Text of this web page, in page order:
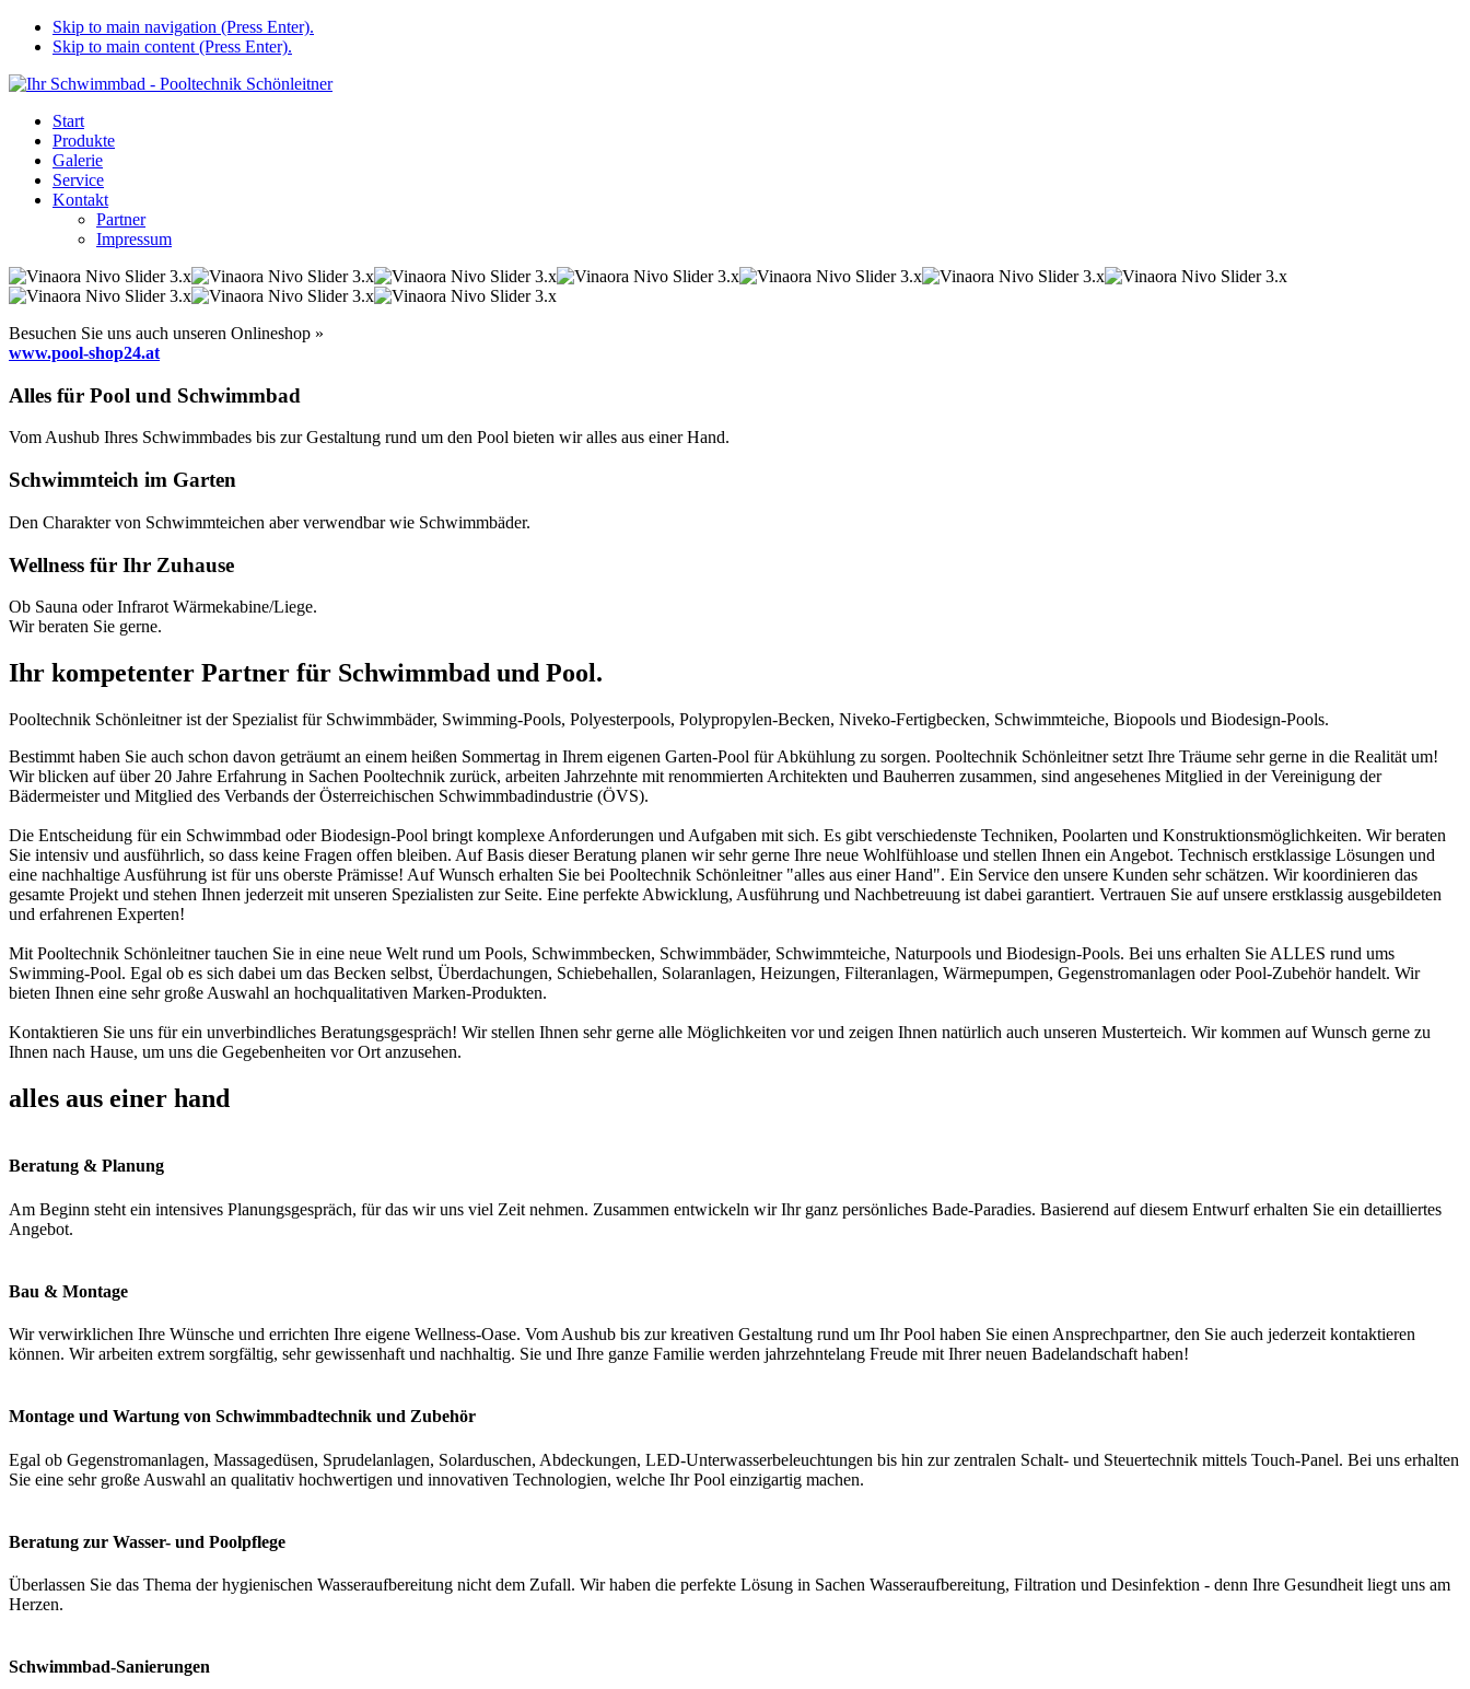
Skip to main navigation (Press Enter).
Skip to main content (Press Enter).
Start
Produkte
Galerie
Service
Kontakt
Partner
Impressum
Besuchen Sie uns auch unseren Onlineshop »
www.pool-shop24.at
Alles für Pool und Schwimmbad
Vom Aushub Ihres Schwimmbades bis zur Gestaltung rund um den Pool bieten wir alles aus einer Hand.
Schwimmteich im Garten
Den Charakter von Schwimmteichen aber verwendbar wie Schwimmbäder.
Wellness für Ihr Zuhause
Ob Sauna oder Infrarot Wärmekabine/Liege.
Wir beraten Sie gerne.
Ihr kompetenter Partner für Schwimmbad und Pool.
Pooltechnik Schönleitner ist der Spezialist für Schwimmbäder, Swimming-Pools, Polyesterpools, Polypropylen-Becken, Niveko-Fertigbecken, Schwimmteiche, Biopools und Biodesign-Pools.
Bestimmt haben Sie auch schon davon geträumt an einem heißen Sommertag in Ihrem eigenen Garten-Pool für Abkühlung zu sorgen. Pooltechnik Schönleitner setzt Ihre Träume sehr gerne in die Realität um!
Wir blicken auf über 20 Jahre Erfahrung in Sachen Pooltechnik zurück, arbeiten Jahrzehnte mit renommierten Architekten und Bauherren zusammen, sind angesehenes Mitglied in der Vereinigung der
Bädermeister und Mitglied des Verbands der Österreichischen Schwimmbadindustrie (ÖVS).
Die Entscheidung für ein Schwimmbad oder Biodesign-Pool bringt komplexe Anforderungen und Aufgaben mit sich. Es gibt verschiedenste Techniken, Poolarten und Konstruktionsmöglichkeiten. Wir beraten
Sie intensiv und ausführlich, so dass keine Fragen offen bleiben. Auf Basis dieser Beratung planen wir sehr gerne Ihre neue Wohlfühloase und stellen Ihnen ein Angebot. Technisch erstklassige Lösungen und
eine nachhaltige Ausführung ist für uns oberste Prämisse! Auf Wunsch erhalten Sie bei Pooltechnik Schönleitner "alles aus einer Hand". Ein Service den unsere Kunden sehr schätzen. Wir koordinieren das
gesamte Projekt und stehen Ihnen jederzeit mit unseren Spezialisten zur Seite. Eine perfekte Abwicklung, Ausführung und Nachbetreuung ist dabei garantiert. Vertrauen Sie auf unsere erstklassig ausgebildeten
und erfahrenen Experten!
Mit Pooltechnik Schönleitner tauchen Sie in eine neue Welt rund um Pools, Schwimmbecken, Schwimmbäder, Schwimmteiche, Naturpools und Biodesign-Pools. Bei uns erhalten Sie ALLES rund ums
Swimming-Pool. Egal ob es sich dabei um das Becken selbst, Überdachungen, Schiebehallen, Solaranlagen, Heizungen, Filteranlagen, Wärmepumpen, Gegenstromanlagen oder Pool-Zubehör handelt. Wir
bieten Ihnen eine sehr große Auswahl an hochqualitativen Marken-Produkten.
Kontaktieren Sie uns für ein unverbindliches Beratungsgespräch! Wir stellen Ihnen sehr gerne alle Möglichkeiten vor und zeigen Ihnen natürlich auch unseren Musterteich. Wir kommen auf Wunsch gerne zu
Ihnen nach Hause, um uns die Gegebenheiten vor Ort anzusehen.
alles aus einer hand
Beratung & Planung
Am Beginn steht ein intensives Planungsgespräch, für das wir uns viel Zeit nehmen. Zusammen entwickeln wir Ihr ganz persönliches Bade-Paradies. Basierend auf diesem Entwurf erhalten Sie ein detailliertes
Angebot.
Bau & Montage
Wir verwirklichen Ihre Wünsche und errichten Ihre eigene Wellness-Oase. Vom Aushub bis zur kreativen Gestaltung rund um Ihr Pool haben Sie einen Ansprechpartner, den Sie auch jederzeit kontaktieren
können. Wir arbeiten extrem sorgfältig, sehr gewissenhaft und nachhaltig. Sie und Ihre ganze Familie werden jahrzehntelang Freude mit Ihrer neuen Badelandschaft haben!
Montage und Wartung von Schwimmbadtechnik und Zubehör
Egal ob Gegenstromanlagen, Massagedüsen, Sprudelanlagen, Solarduschen, Abdeckungen, LED-Unterwasserbeleuchtungen bis hin zur zentralen Schalt- und Steuertechnik mittels Touch-Panel. Bei uns erhalten
Sie eine sehr große Auswahl an qualitativ hochwertigen und innovativen Technologien, welche Ihr Pool einzigartig machen.
Beratung zur Wasser- und Poolpflege
Überlassen Sie das Thema der hygienischen Wasseraufbereitung nicht dem Zufall. Wir haben die perfekte Lösung in Sachen Wasseraufbereitung, Filtration und Desinfektion - denn Ihre Gesundheit liegt uns am
Herzen.
Schwimmbad-Sanierungen